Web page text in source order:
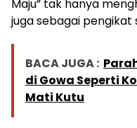
Maju” tak hanya
juga sebagai pengikat
BACA JUGA :
di Gowa Seperti
Mati Kutu